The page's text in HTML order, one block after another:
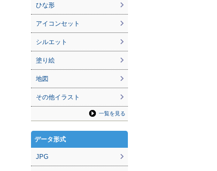
ひな形
アイコンセット
シルエット
塗り絵
地図
その他イラスト
一覧を見る
データ形式
JPG